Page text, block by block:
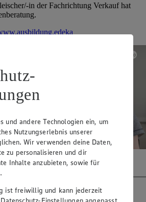
in der Fachrichtung Verkauf hat
und andere Technologien ein, um
Nutzungserlebnis unserer
Wir verwenden deine Daten,
zu personalisieren und dir
Inhalte anzubieten, sowie für
ist freiwillig und kann jederzeit